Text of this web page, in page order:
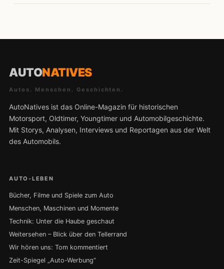
AUTONATIVES
Autos. Menschen. Geschichten.
AutoNatives ist das Online-Magazin für historischen
Motorsport, Oldtimer, Youngtimer und Automobilgeschichte.
Mit Storys, Analysen, Interviews und Reportagen aus der Welt
des Automobils.
AUTO-LEBEN
Bücher, Filme und Spiele zum Auto
Menschen, Maschinen und Momente
Technik: Unter die Haube geschaut
Weitersehen – Blick über den Tellerrand
Wir hören uns: Tom kommentiert
Zeit-Spiegel „Auto-Werbung“